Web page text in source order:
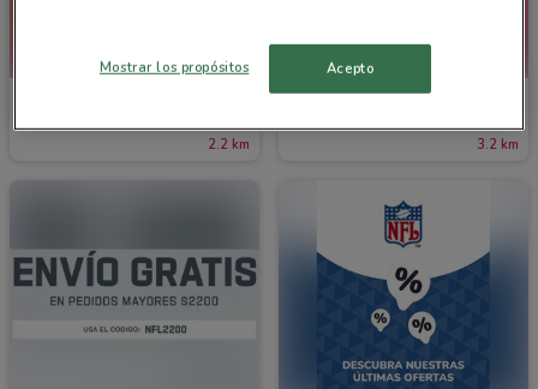
2.2 km 3.2 km
Mostrar los propósitos Acepto